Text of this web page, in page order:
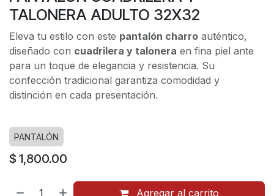
TALONERA ADULTO 32X32
Eleva tu estilo con este pantalón charro auténtico,
diseñado con cuadrilera y talonera en fina piel ante
para un toque de elegancia y resistencia. Su
confección tradicional garantiza comodidad y
distinción en cada presentación.
PANTALÓN
$ 1,800.00
Agregar al carrito